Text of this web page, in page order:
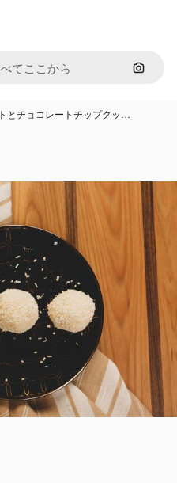
画像で
とチョコレートチップクッ…